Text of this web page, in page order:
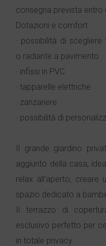
consegna prevista entro
Dotazioni e comfort:
· possibilità di
o radiante a pavimento
· infissi in PVC
· tapparelle elettriche
· zanzariere
· possibilità di
Il grande giardino
aggiunto della casa,
relax all'aperto, creare
spazio dedicato a
Il terrazzo di
esclusivo perfetto per
in totale privacy.